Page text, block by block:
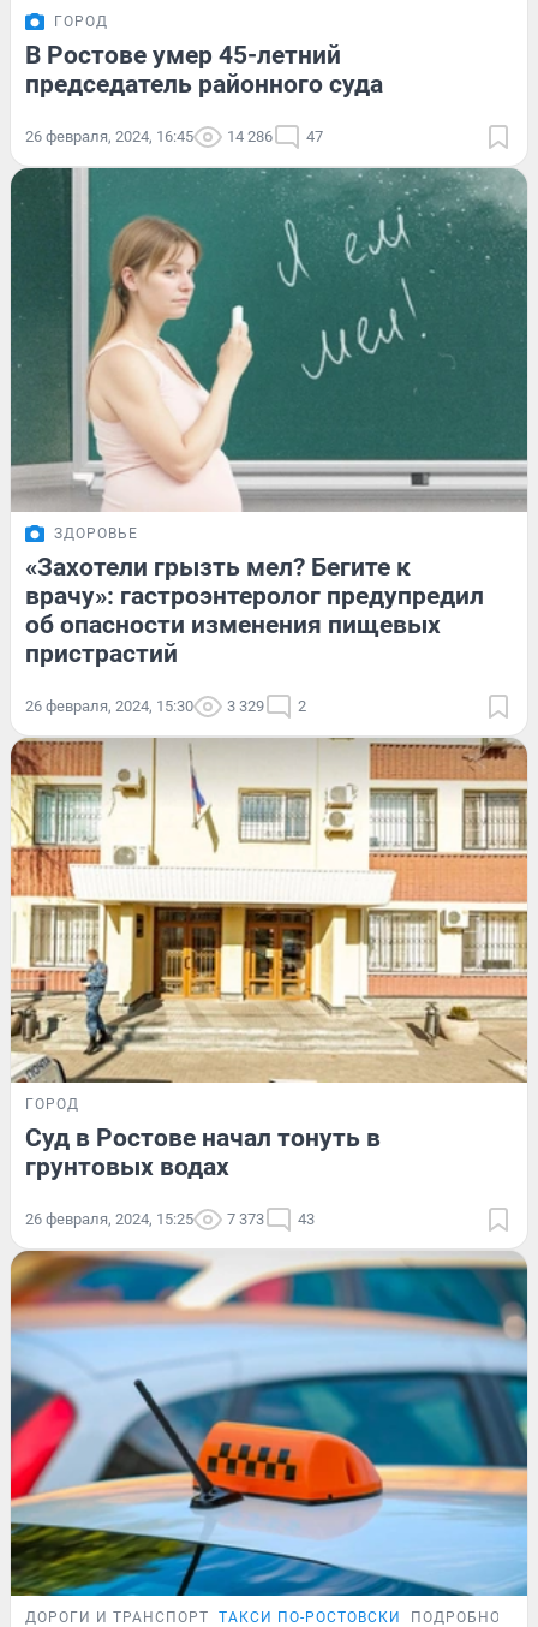
ГОРОД
В Ростове умер 45-летний
председатель районного суда
26 февраля, 2024, 16:45 14 286 47
ЗДОРОВЬЕ
«Захотели грызть мел? Бегите к
врачу»: гастроэнтеролог предупредил
об опасности изменения пищевых
пристрастий
26 февраля, 2024, 15:30 3 329 2
ГОРОД
Суд в Ростове начал тонуть в
грунтовых водах
26 февраля, 2024, 15:25 7 373 43
ДОРОГИ И ТРАНСПОРТ ТАКСИ ПО-РОСТОВСКИ ПОДРОБНОСТИ